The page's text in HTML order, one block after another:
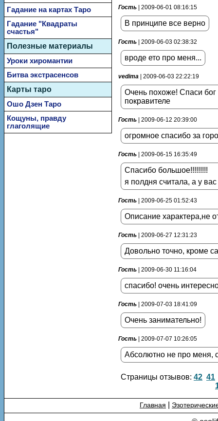
Гость | 2009-06-01 08:16:15
В принципе все верно
Гость | 2009-06-03 02:38:32
вроде ето про меня...
vedima | 2009-06-03 22:22:19
Очень похоже! Спаси
покравителе
Гость | 2009-06-12 20:39:00
огромное спасибо за
Гость | 2009-06-15 16:35:49
Спасибо большое!!!!!!!!!
я полдня считала, а у вас
Гость | 2009-06-25 01:52:43
Описание характера,не
Гость | 2009-06-27 12:31:23
Довольно точно, кроме
Гость | 2009-06-30 11:16:04
спасибо! очень
Гость | 2009-07-03 18:41:09
Очень занимательно!
Гость | 2009-07-07 10:26:05
Абсолютно не про меня,
Страницы отзывов: 42 41
Гадание на картах Таро
Гадание "Квадраты
счастья"
Полезные материалы
Уроки хиромантии
Битва экстрасенсов
Карты таро
Ошо Дзен Таро
Кощуны, правду
глаголящие
Главная